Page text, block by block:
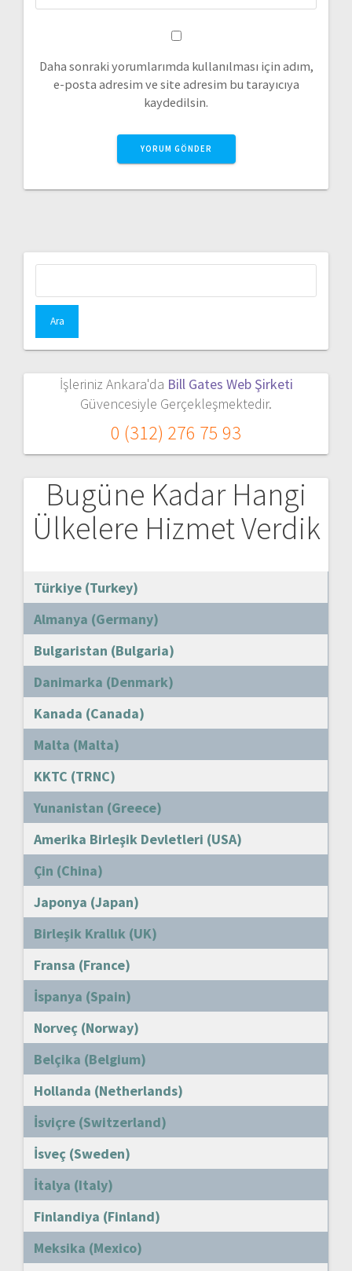
Daha sonraki yorumlarımda kullanılması için adım,
e-posta adresim ve site adresim bu tarayıcıya
kaydedilsin.
İşleriniz Ankara'da Bill Gates Web Şirketi
Güvencesiyle Gerçekleşmektedir.
0 (312) 276 75 93
Bugüne Kadar Hangi
Ülkelere Hizmet Verdik
Türkiye (Turkey)
Almanya (Germany)
Bulgaristan (Bulgaria)
Danimarka (Denmark)
Kanada (Canada)
Malta (Malta)
KKTC (TRNC)
Yunanistan (Greece)
Amerika Birleşik Devletleri (USA)
Çin (China)
Japonya (Japan)
Birleşik Krallık (UK)
Fransa (France)
İspanya (Spain)
Norveç (Norway)
Belçika (Belgium)
Hollanda (Netherlands)
İsviçre (Switzerland)
İsveç (Sweden)
İtalya (Italy)
Finlandiya (Finland)
Meksika (Mexico)